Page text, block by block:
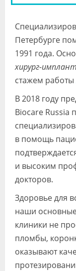
Петербурге
1991 года.
хирург-
стажем работы
В 2018 году
Biocare Russia
в помощь
и высоким
докторов.
Здоровье для
наши
клиники не
пломбы,
оказывают